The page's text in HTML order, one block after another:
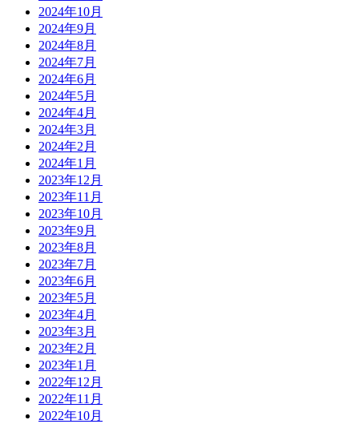
2024年10月
2024年9月
2024年8月
2024年7月
2024年6月
2024年5月
2024年4月
2024年3月
2024年2月
2024年1月
2023年12月
2023年11月
2023年10月
2023年9月
2023年8月
2023年7月
2023年6月
2023年5月
2023年4月
2023年3月
2023年2月
2023年1月
2022年12月
2022年11月
2022年10月